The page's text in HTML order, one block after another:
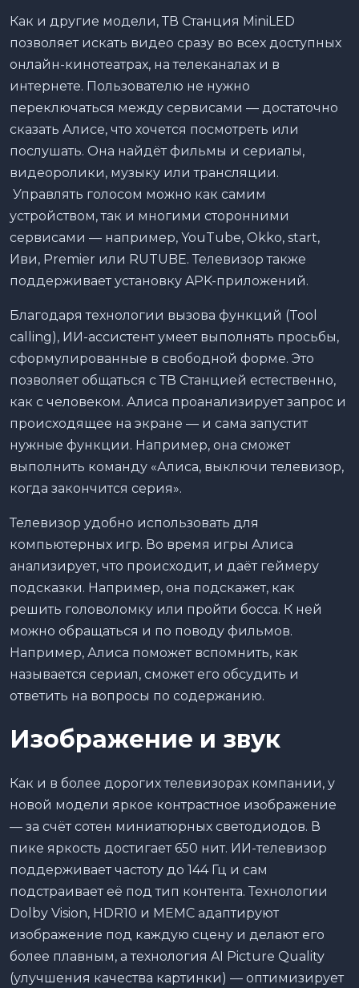
Как и другие модели, ТВ Станция MiniLED
позволяет искать видео сразу во всех доступных
онлайн-кинотеатрах, на телеканалах и в
интернете. Пользователю не нужно
переключаться между сервисами — достаточно
сказать Алисе, что хочется посмотреть или
послушать. Она найдёт фильмы и сериалы,
видеоролики, музыку или трансляции.
Управлять голосом можно как самим
устройством, так и многими сторонними
сервисами — например, YouTube, Okko, start,
Иви, Premier или RUTUBE. Телевизор также
поддерживает установку APK-приложений.
Благодаря технологии вызова функций (Tool
calling), ИИ-ассистент умеет выполнять просьбы,
сформулированные в свободной форме. Это
позволяет общаться с ТВ Станцией естественно,
как с человеком. Алиса проанализирует запрос и
происходящее на экране — и сама запустит
нужные функции. Например, она сможет
выполнить команду «Алиса, выключи телевизор,
когда закончится серия».
Телевизор удобно использовать для
компьютерных игр. Во время игры Алиса
анализирует, что происходит, и даёт геймеру
подсказки. Например, она подскажет, как
решить головоломку или пройти босса. К ней
можно обращаться и по поводу фильмов.
Например, Алиса поможет вспомнить, как
называется сериал, сможет его обсудить и
ответить на вопросы по содержанию.
Изображение и звук
Как и в более дорогих телевизорах компании, у
новой модели яркое контрастное изображение
— за счёт сотен миниатюрных светодиодов. В
пике яркость достигает 650 нит. ИИ-телевизор
поддерживает частоту до 144 Гц и сам
подстраивает её под тип контента. Технологии
Dolby Vision, HDR10 и MEMC адаптируют
изображение под каждую сцену и делают его
более плавным, а технология AI Picture Quality
(улучшения качества картинки) — оптимизирует